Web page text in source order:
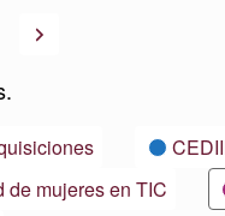
Siguiente
de mujeres en TIC